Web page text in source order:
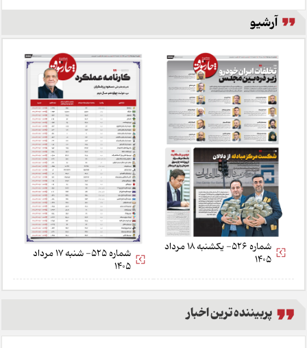
آرشیو
شماره 526- یکشنبه 18 مرداد
1405
شماره 525- شنبه 17 مرداد
1405
پربیننده ترین اخبار